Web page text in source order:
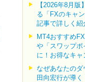
【2026年8月
る「FXのキャ
記事で詳しく紹
MT4おすすめ
や「スワップ
に！お得なキャ
なぜあなたのダ
田向宏行が導く